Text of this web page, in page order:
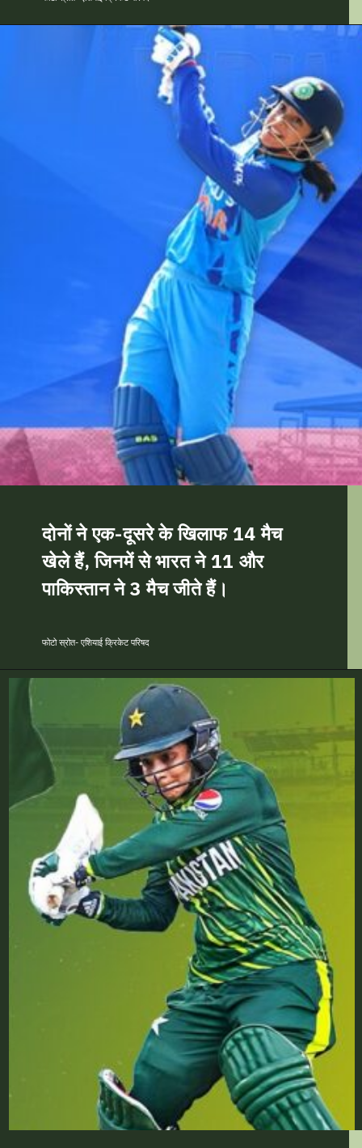
फोटो स्रोत- एशियाई क्रिकेट परिषद
दोनों ने एक-दूसरे के खिलाफ 14 मैच
खेले हैं, जिनमें से भारत ने 11 और
पाकिस्तान ने 3 मैच जीते हैं।